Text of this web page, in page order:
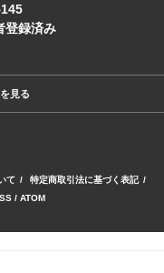
登録済み
見る
て / 特定商取引法に基づく表記 /
/ ATOM